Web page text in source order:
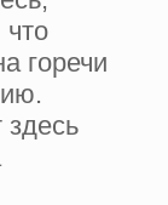
горечи
здесь